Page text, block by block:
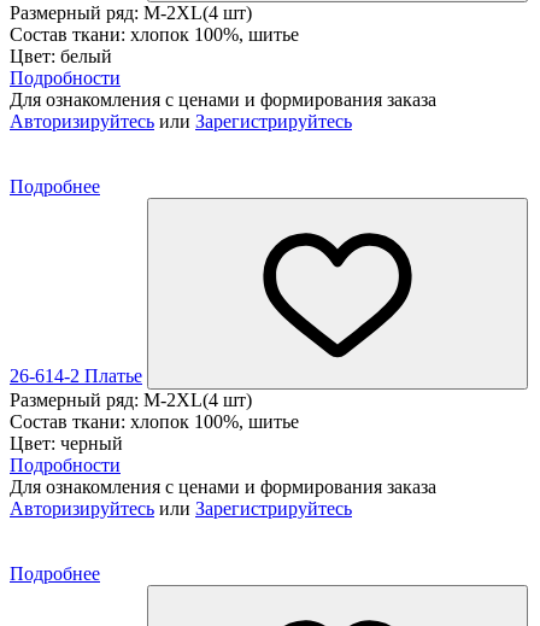
Размерный ряд: M-2XL(4 шт)
Состав ткани: хлопок 100%, шитье
Цвет: белый
Подробности
Для ознакомления с ценами и формирования заказа
Авторизируйтесь или Зарегистрируйтесь
Подробнее
26-614-2 Платье
Размерный ряд: M-2XL(4 шт)
Состав ткани: хлопок 100%, шитье
Цвет: черный
Подробности
Для ознакомления с ценами и формирования заказа
Авторизируйтесь или Зарегистрируйтесь
Подробнее